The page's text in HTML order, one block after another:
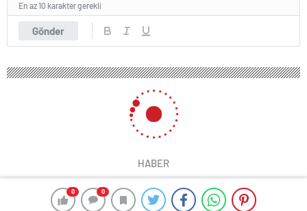
0 0
Gönder
En az 10 karakter gerekli
HABER